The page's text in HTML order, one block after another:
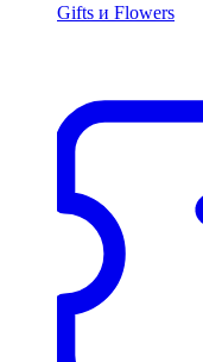
Gifts и Flowers